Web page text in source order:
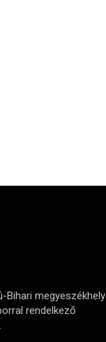
Bihari megyeszékhely
rendelkező